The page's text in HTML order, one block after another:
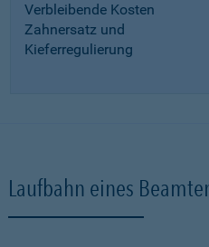
Verbleibende Kosten
Zahnersatz und
Kieferregulierung
Laufbahn eines